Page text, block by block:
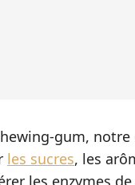
gum, notre
les sucres, les
les enzymes de